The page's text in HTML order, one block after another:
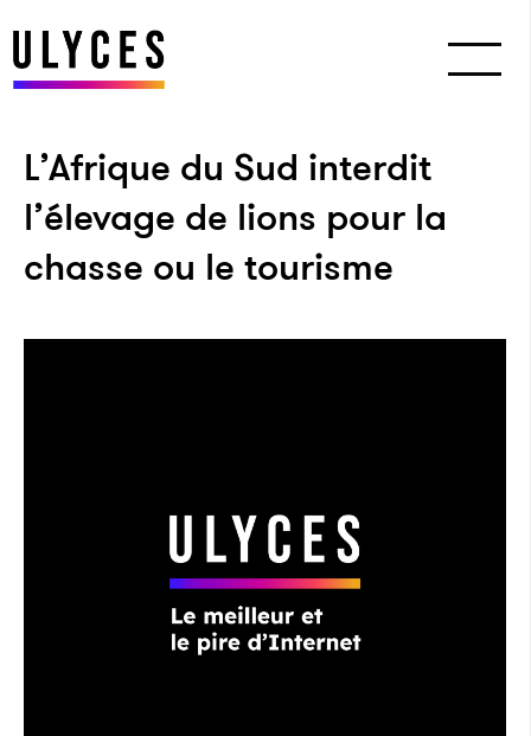
L’Afrique du Sud interdit
l’élevage de lions pour la
chasse ou le tourisme